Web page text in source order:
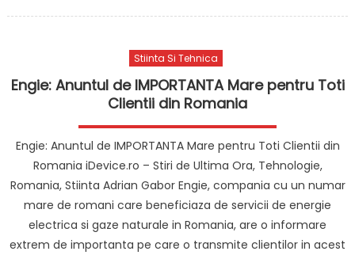
Stiinta Si Tehnica
Engie: Anuntul de IMPORTANTA Mare pentru Toti
Clientii din Romania
Engie: Anuntul de IMPORTANTA Mare pentru Toti Clientii din
Romania iDevice.ro – Stiri de Ultima Ora, Tehnologie,
Romania, Stiinta Adrian Gabor Engie, compania cu un numar
mare de romani care beneficiaza de servicii de energie
electrica si gaze naturale in Romania, are o informare
extrem de importanta pe care o transmite clientilor in acest